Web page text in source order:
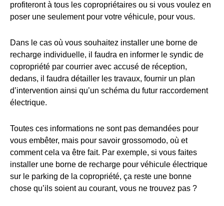
profiteront à tous les copropriétaires ou si vous voulez en
poser une seulement pour votre véhicule, pour vous.
Dans le cas où vous souhaitez installer une borne de
recharge individuelle, il faudra en informer le syndic de
copropriété par courrier avec accusé de réception,
dedans, il faudra détailler les travaux, fournir un plan
d’intervention ainsi qu’un schéma du futur raccordement
électrique.
Toutes ces informations ne sont pas demandées pour
vous embêter, mais pour savoir grossomodo, où et
comment cela va être fait. Par exemple, si vous faites
installer une borne de recharge pour véhicule électrique
sur le parking de la copropriété, ça reste une bonne
chose qu’ils soient au courant, vous ne trouvez pas ?